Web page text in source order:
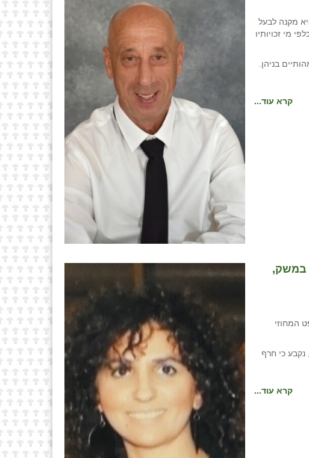
מקנה לבעל
מי זכויותיו
בניהן.
קרא עוד...
במשק,
המחוזי
כי חרף
קרא עוד...